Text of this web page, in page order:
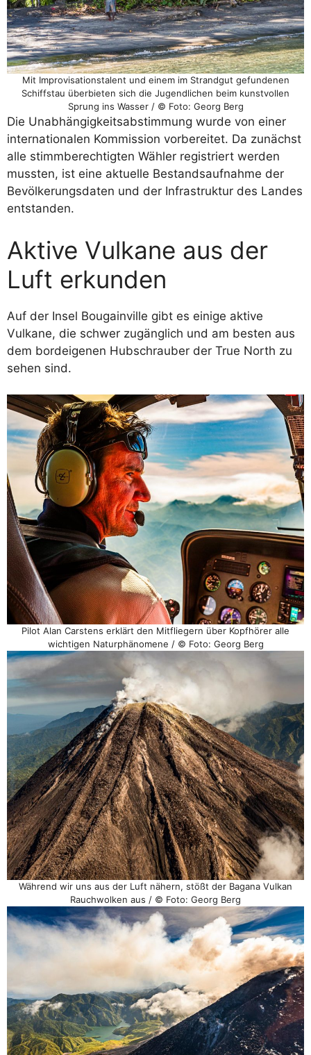
Mit Improvisationstalent und einem im Strandgut gefundenen
Schiffstau überbieten sich die Jugendlichen beim kunstvollen
Sprung ins Wasser / © Foto: Georg Berg
Die Unabhängigkeitsabstimmung wurde von einer
internationalen Kommission vorbereitet. Da zunächst
alle stimmberechtigten Wähler registriert werden
mussten, ist eine aktuelle Bestandsaufnahme der
Bevölkerungsdaten und der Infrastruktur des Landes
entstanden.
Aktive Vulkane aus der
Luft erkunden
Auf der Insel Bougainville gibt es einige aktive
Vulkane, die schwer zugänglich und am besten aus
dem bordeigenen Hubschrauber der True North zu
sehen sind.
Pilot Alan Carstens erklärt den Mitfliegern über Kopfhörer alle
wichtigen Naturphänomene / © Foto: Georg Berg
Während wir uns aus der Luft nähern, stößt der Bagana Vulkan
Rauchwolken aus / © Foto: Georg Berg